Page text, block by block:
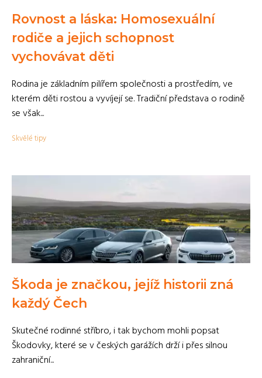
Rovnost a láska: Homosexuální
rodiče a jejich schopnost
vychovávat děti
Rodina je základním pilířem společnosti a prostředím, ve
kterém děti rostou a vyvíjejí se. Tradiční představa o rodině
se však...
Skvělé tipy
Škoda je značkou, jejíž historii zná
každý Čech
Skutečné rodinné stříbro, i tak bychom mohli popsat
Škodovky, které se v českých garážích drží i přes silnou
zahraniční...